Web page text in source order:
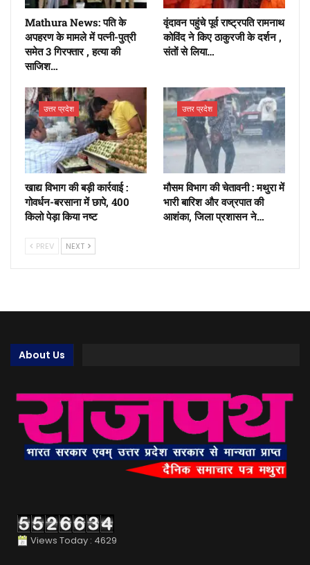
Mathura News: पति के
अपहरण के मामले में पत्नी-पुत्री
समेत 3 गिरफ्तार , हत्या की
साजिश…
वृंदावन पहुंचे पूर्व राष्ट्रपति रामनाथ
कोविंद ने किए ठाकुरजी के दर्शन ,
संतों से लिया…
उत्तर प्रदेश
खाद्य विभाग की बड़ी कार्रवाई :
गोवर्धन-बरसाना में छापे, 400
किलो पेड़ा किया नष्ट
उत्तर प्रदेश
मौसम विभाग की चेतावनी : मथुरा में
भारी बारिश और वज्रपात की
आशंका, जिला प्रशासन ने…
PREV NEXT
About Us
Views Today : 4629